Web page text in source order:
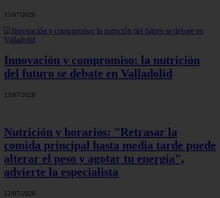
15/07/2026
Innovación y compromiso: la nutrición
del futuro se debate en Valladolid
13/07/2026
Nutrición y horarios: "Retrasar la
comida principal hasta media tarde puede
alterar el peso y agotar tu energía",
advierte la especialista
12/07/2026